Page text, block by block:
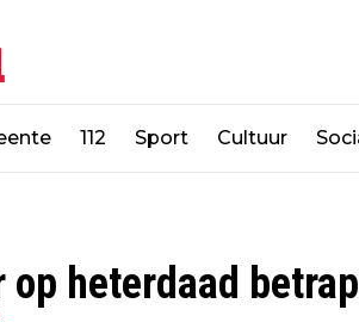
112 Sport Cultuur
heterdaad